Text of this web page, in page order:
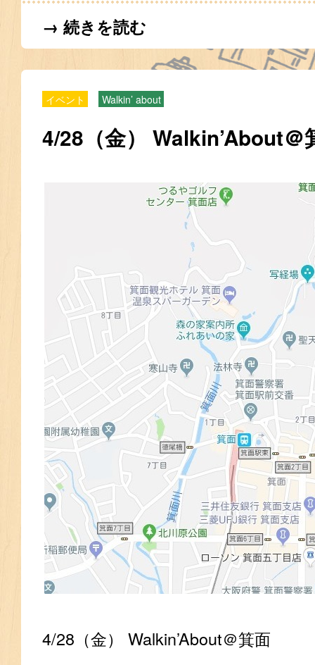
→ 続きを読む
イベント Walkin’ about
4/28（金） Walkin’About＠
4/28（金） Walkin’About＠箕面